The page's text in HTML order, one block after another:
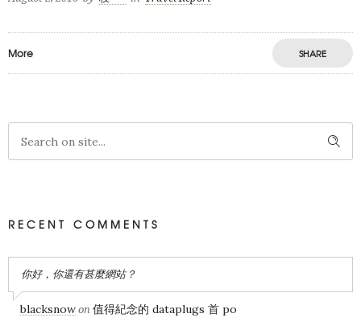
More SHARE
RECENT COMMENTS
你好，你還有甚麼網站？
blacksnow on 值得紀念的 dataplugs 首 po